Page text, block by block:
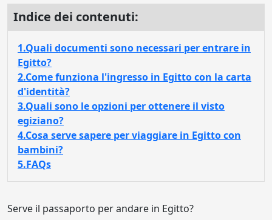
Indice dei contenuti:
1.Quali documenti sono necessari per entrare in
Egitto?
2.Come funziona l'ingresso in Egitto con la carta
d'identità?
3.Quali sono le opzioni per ottenere il visto
egiziano?
4.Cosa serve sapere per viaggiare in Egitto con
bambini?
5.FAQs
Serve il passaporto per andare in Egitto?